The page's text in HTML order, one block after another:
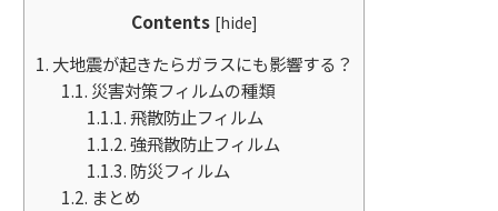
Contents [hide]
1. 大地震が起きたらガラスにも影響する？
1.1. 災害対策フィルムの種類
1.1.1.飛散防止フィルム
1.1.2.強飛散防止フィルム
1.1.3. 防災フィルム
1.2. まとめ